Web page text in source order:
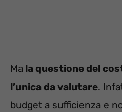
Ma la questione del
l’unica da valutare.
budget a sufficienza e